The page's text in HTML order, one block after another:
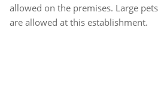
allowed on the premises. Large pets
are allowed at this establishment.